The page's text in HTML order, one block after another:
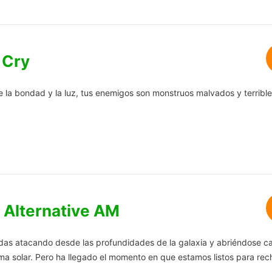
la bondad y la luz, tus enemigos son monstruos malvados y
Alternative AM
atacando desde las profundidades de la galaxia y abriéndose
solar. Pero ha llegado el momento en que estamos listos para